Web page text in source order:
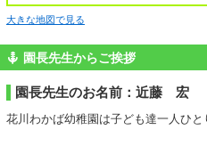
大きな地図で見る
園長先生からご挨拶
園長先生のお名前：近藤 宏
花川わかば幼稚園は子ども達一人ひと